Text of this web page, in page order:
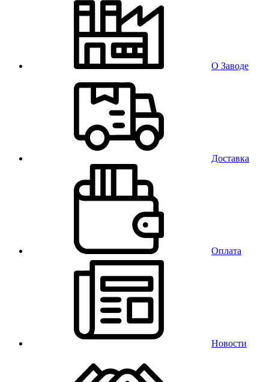
О Заводе
Доставка
Оплата
Новости